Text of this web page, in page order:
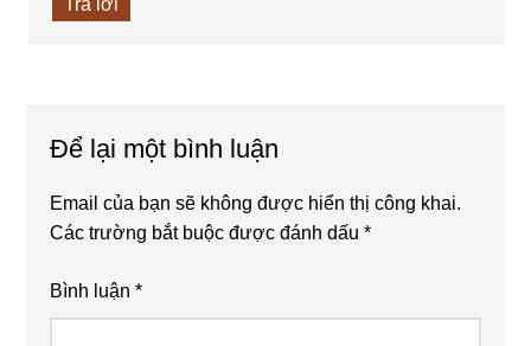
Để lại một bình luận
Email của bạn sẽ không được hiển thị công khai.
Các trường bắt buộc được đánh dấu*
Bình luận*